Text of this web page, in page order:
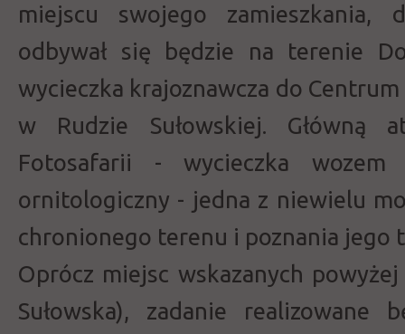
miejscu swojego zamieszkania,
odbywał się będzie na terenie
wycieczka krajoznawcza do
w Rudzie Sułowskiej. Główną
Fotosafarii - wycieczka
ornitologiczny - jedna z niewielu
chronionego terenu i poznania jego
Oprócz miejsc wskazanych powyżej
Sułowska), zadanie